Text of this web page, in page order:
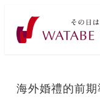
海外婚禮的前期